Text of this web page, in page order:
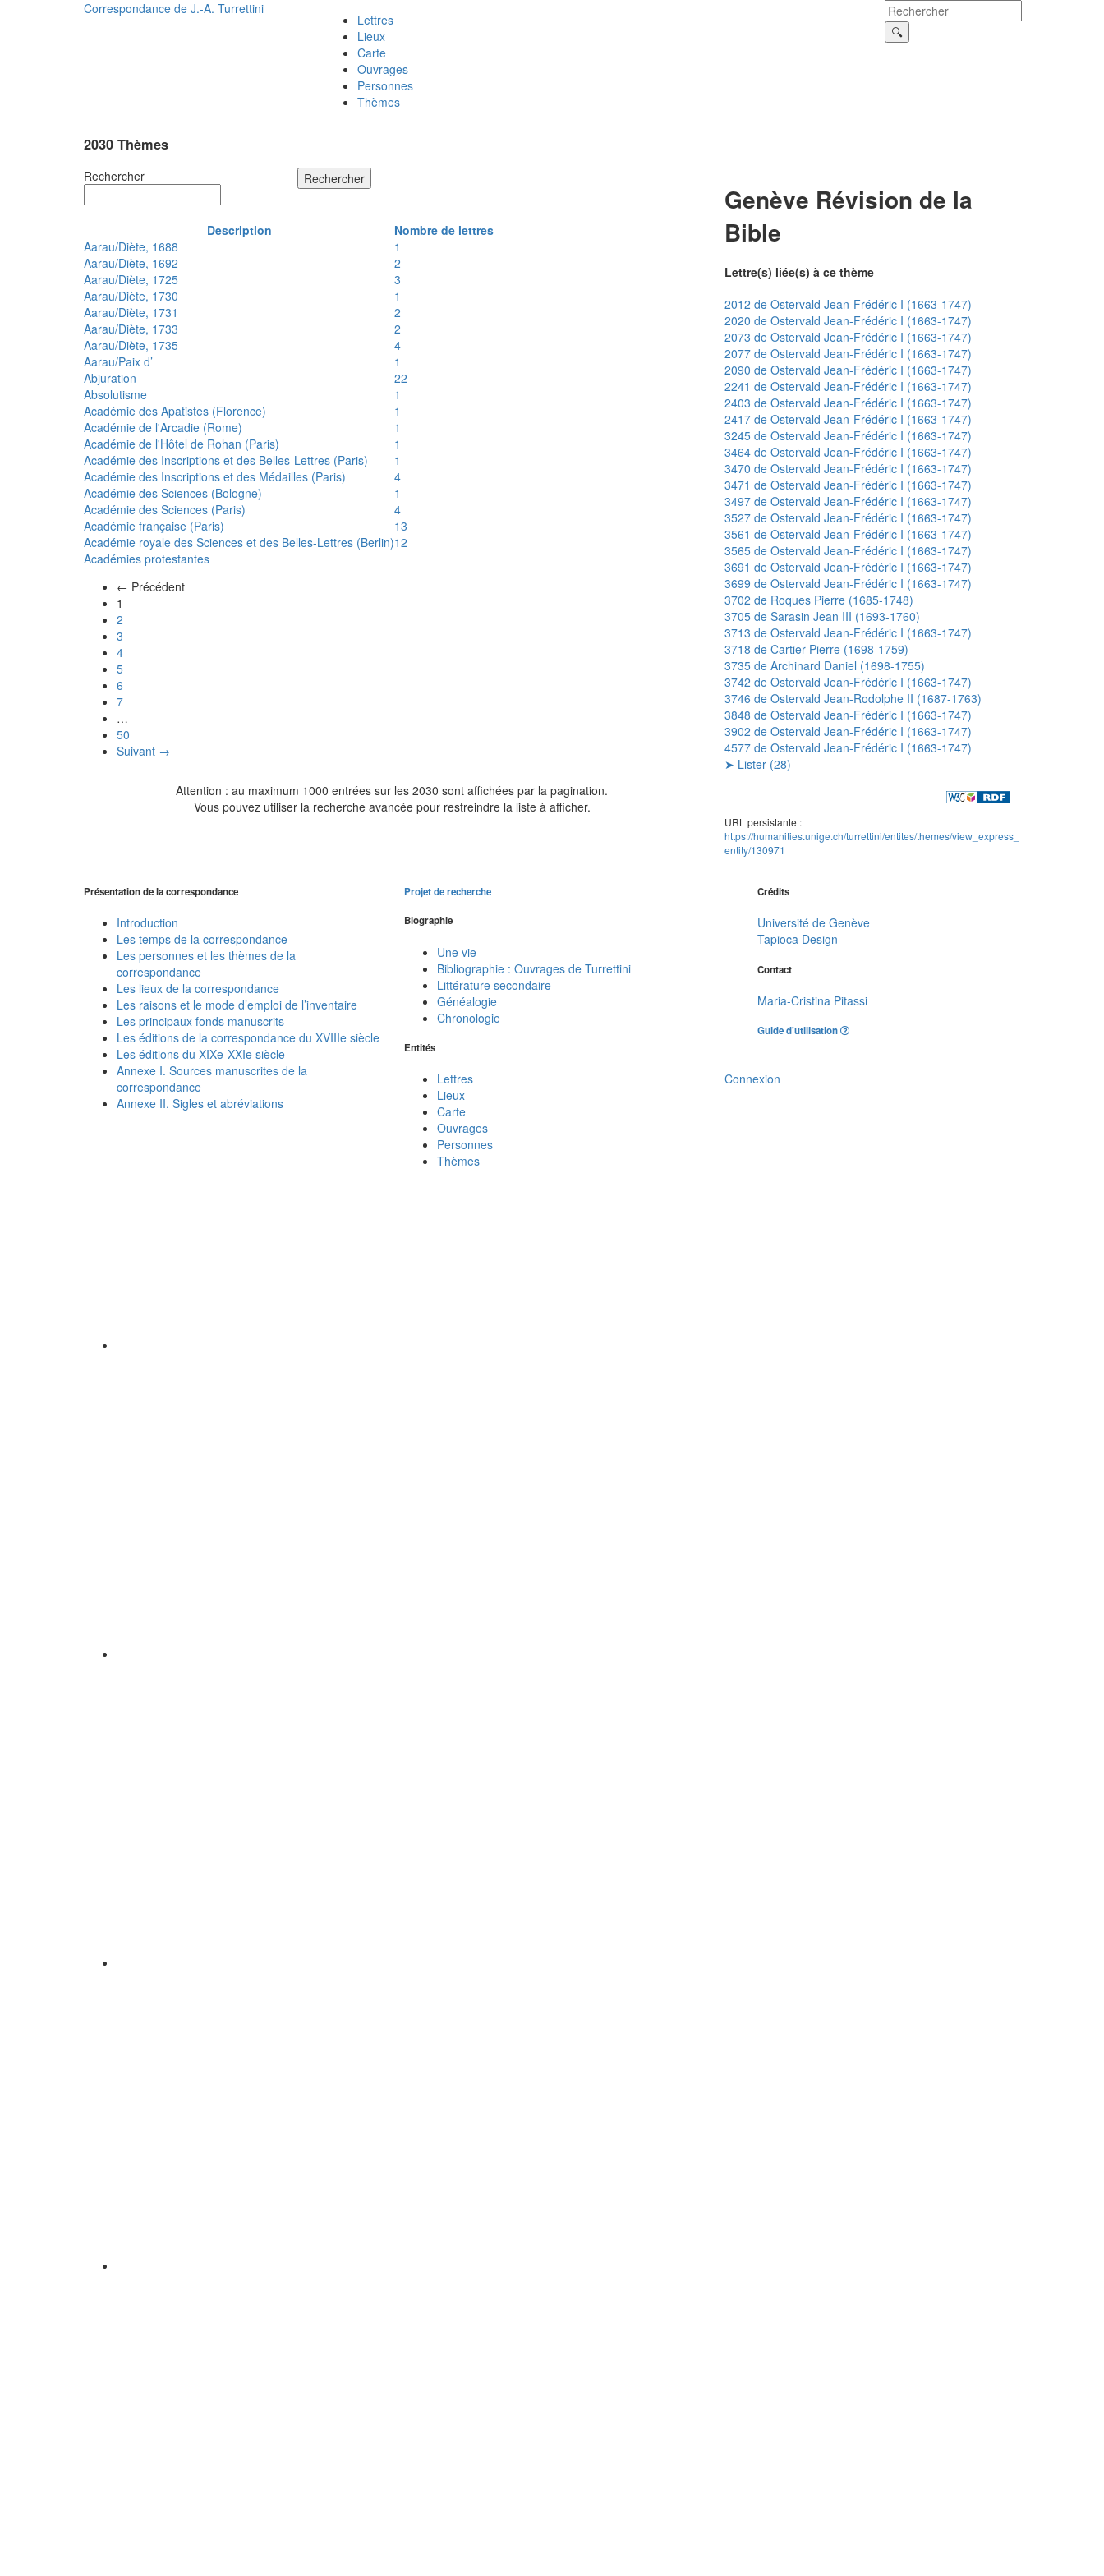
Correspondance de J.-A. Turrettini
Lettres
Lieux
Carte
Ouvrages
Personnes
Thèmes
2030 Thèmes
Rechercher Rechercher
Description
Nombre de lettres
Aarau/Diète, 1688
1
Aarau/Diète, 1692
2
Aarau/Diète, 1725
3
Aarau/Diète, 1730
1
Aarau/Diète, 1731
2
Aarau/Diète, 1733
2
Aarau/Diète, 1735
4
Aarau/Paix d’
1
Abjuration
22
Absolutisme
1
Académie des Apatistes (Florence)
1
Académie de l'Arcadie (Rome)
1
Académie de l'Hôtel de Rohan (Paris)
1
Académie des Inscriptions et des Belles-Lettres (Paris)
1
Académie des Inscriptions et des Médailles (Paris)
4
Académie des Sciences (Bologne)
1
Académie des Sciences (Paris)
4
Académie française (Paris)
13
Académie royale des Sciences et des Belles-Lettres (Berlin)12
Académies protestantes
← Précédent
1
2
3
4
5
6
7
…
50
Suivant →
Attention : au maximum 1000 entrées sur les 2030 sont affichées par la pagination.
Vous pouvez utiliser la recherche avancée pour restreindre la liste à afficher.
Genève Révision de la
Bible
Lettre(s) liée(s) à ce thème
2012 de Ostervald Jean-Frédéric I (1663-1747)
2020 de Ostervald Jean-Frédéric I (1663-1747)
2073 de Ostervald Jean-Frédéric I (1663-1747)
2077 de Ostervald Jean-Frédéric I (1663-1747)
2090 de Ostervald Jean-Frédéric I (1663-1747)
2241 de Ostervald Jean-Frédéric I (1663-1747)
2403 de Ostervald Jean-Frédéric I (1663-1747)
2417 de Ostervald Jean-Frédéric I (1663-1747)
3245 de Ostervald Jean-Frédéric I (1663-1747)
3464 de Ostervald Jean-Frédéric I (1663-1747)
3470 de Ostervald Jean-Frédéric I (1663-1747)
3471 de Ostervald Jean-Frédéric I (1663-1747)
3497 de Ostervald Jean-Frédéric I (1663-1747)
3527 de Ostervald Jean-Frédéric I (1663-1747)
3561 de Ostervald Jean-Frédéric I (1663-1747)
3565 de Ostervald Jean-Frédéric I (1663-1747)
3691 de Ostervald Jean-Frédéric I (1663-1747)
3699 de Ostervald Jean-Frédéric I (1663-1747)
3702 de Roques Pierre (1685-1748)
3705 de Sarasin Jean III (1693-1760)
3713 de Ostervald Jean-Frédéric I (1663-1747)
3718 de Cartier Pierre (1698-1759)
3735 de Archinard Daniel (1698-1755)
3742 de Ostervald Jean-Frédéric I (1663-1747)
3746 de Ostervald Jean-Rodolphe II (1687-1763)
3848 de Ostervald Jean-Frédéric I (1663-1747)
3902 de Ostervald Jean-Frédéric I (1663-1747)
4577 de Ostervald Jean-Frédéric I (1663-1747)
➤ Lister (28)
URL persistante :
https://humanities.unige.ch/turrettini/entites/themes/view_express_
entity/130971
Présentation de la correspondance
Introduction
Les temps de la correspondance
Les personnes et les thèmes de la
correspondance
Les lieux de la correspondance
Les raisons et le mode d’emploi de l’inventaire
Les principaux fonds manuscrits
Les éditions de la correspondance du XVIIIe siècle
Les éditions du XIXe-XXIe siècle
Annexe I. Sources manuscrites de la
correspondance
Annexe II. Sigles et abréviations
Projet de recherche
Biographie
Une vie
Bibliographie : Ouvrages de Turrettini
Littérature secondaire
Généalogie
Chronologie
Entités
Lettres
Lieux
Carte
Ouvrages
Personnes
Thèmes
Crédits
Université de Genève
Tapioca Design
Contact
Maria-Cristina Pitassi
Guide d'utilisation
Connexion